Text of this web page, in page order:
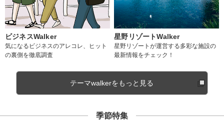
ビジネスWalker
気になるビジネスのアレコレ、ヒット
の裏側を徹底調査
星野リゾートWalker
星野リゾートが運営する多彩な施設の
最新情報をチェック！
テーマwalkerをもっと見る
季節特集